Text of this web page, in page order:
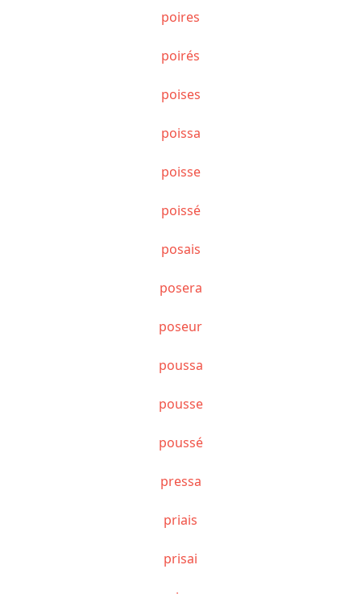
poires
poirés
poises
poissa
poisse
poissé
posais
posera
poseur
poussa
pousse
poussé
pressa
priais
prisai